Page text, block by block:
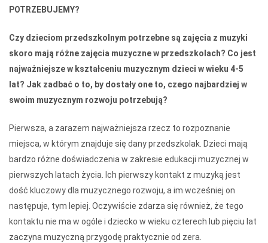
POTRZEBUJEMY?
Czy dzieciom przedszkolnym potrzebne są zajęcia z muzyki
skoro mają różne zajęcia muzyczne w przedszkolach? Co jest
najważniejsze w kształceniu muzycznym dzieci w wieku 4-5
lat? Jak zadbać o to, by dostały one to, czego najbardziej w
swoim muzycznym rozwoju potrzebują?
Pierwsza, a zarazem najważniejsza rzecz to rozpoznanie
miejsca, w którym znajduje się dany przedszkolak. Dzieci mają
bardzo różne doświadczenia w zakresie edukacji muzycznej w
pierwszych latach życia. Ich pierwszy kontakt z muzyką jest
dość kluczowy dla muzycznego rozwoju, a im wcześniej on
następuje, tym lepiej. Oczywiście zdarza się również, że tego
kontaktu nie ma w ogóle i dziecko w wieku czterech lub pięciu lat
zaczyna muzyczną przygodę praktycznie od zera.